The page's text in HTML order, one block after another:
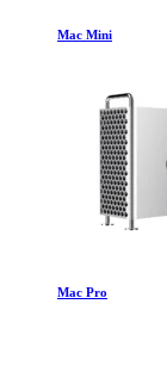
Mac Mini
Mac Pro